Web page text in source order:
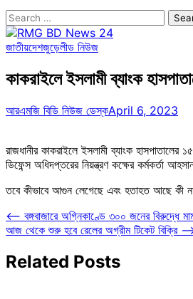
Search
for:
জাতীয়দেশজুড়েলীড নিউজ
কাকরাইলে ইসলামী ব্যাংক
আরএমজি বিডি নিউজ ডেস্কApril 6, 2023
রাজধানীর কাকরাইলে ইসলামী ব্যাংক
ডিফেন্স অধিদপ্তরের নিয়ন্ত্রণ কক্ষের কর্মকর্তা
তবে কীভাবে আগুন লেগেছে এবং হতাহত আছে কী না
Post
navigation
⟵ বঙ্গবাজারে অগ্নিকাণ্ডে ৩০০ জনের বিরুদ্ধে
আজ থেকে শুরু হবে রেলের অগ্রীম টিকেট বিক্রি
Related Posts